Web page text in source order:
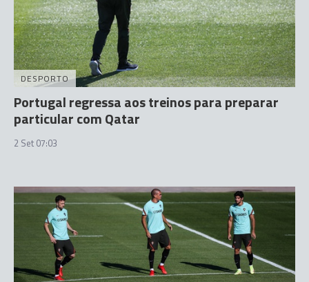
DESPORTO
Portugal regressa aos treinos para preparar
particular com Qatar
2 Set 07:03